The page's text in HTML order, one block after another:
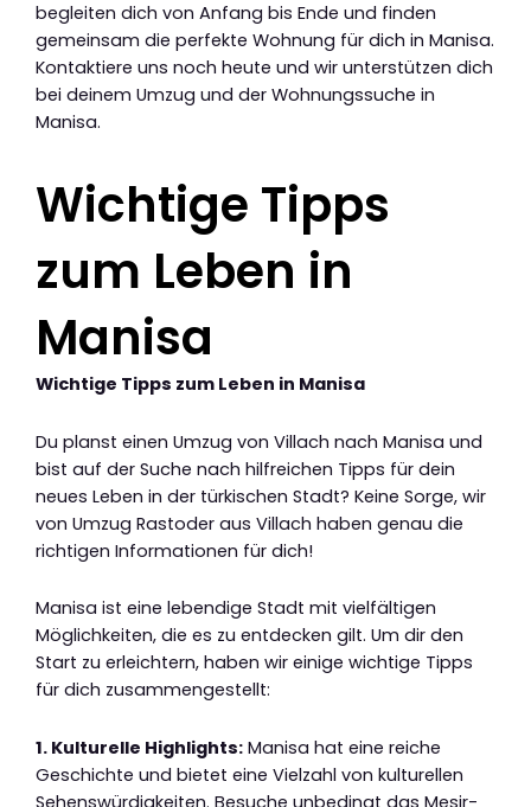
begleiten dich von Anfang bis Ende und finden
gemeinsam die perfekte Wohnung für dich in Manisa.
Kontaktiere uns noch heute und wir unterstützen dich
bei deinem Umzug und der Wohnungssuche in
Manisa.
Wichtige Tipps
zum Leben in
Manisa
Wichtige Tipps zum Leben in Manisa
Du planst einen Umzug von Villach nach Manisa und
bist auf der Suche nach hilfreichen Tipps für dein
neues Leben in der türkischen Stadt? Keine Sorge, wir
von Umzug Rastoder aus Villach haben genau die
richtigen Informationen für dich!
Manisa ist eine lebendige Stadt mit vielfältigen
Möglichkeiten, die es zu entdecken gilt. Um dir den
Start zu erleichtern, haben wir einige wichtige Tipps
für dich zusammengestellt:
1. Kulturelle Highlights: Manisa hat eine reiche
Geschichte und bietet eine Vielzahl von kulturellen
Sehenswürdigkeiten. Besuche unbedingt das Mesir-